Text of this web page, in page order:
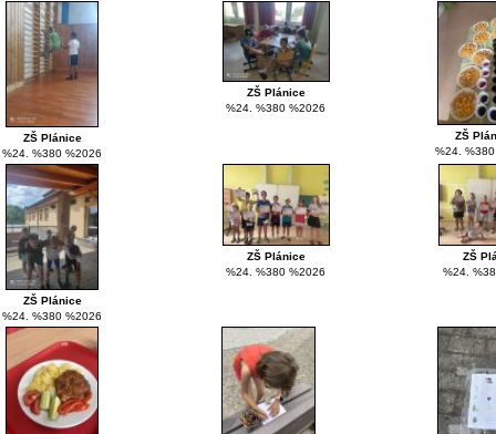
ZŠ Plánice
%24. %380 %2026
ZŠ Plánice
%24. %380 %2026
ZŠ
%24.
ZŠ Plánice
%24. %380 %2026
ZŠ Plánice
%24. %380 %2026
ZŠ
%24.